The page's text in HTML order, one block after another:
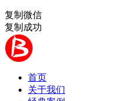
复制微信
复制成功
首页
关于我们